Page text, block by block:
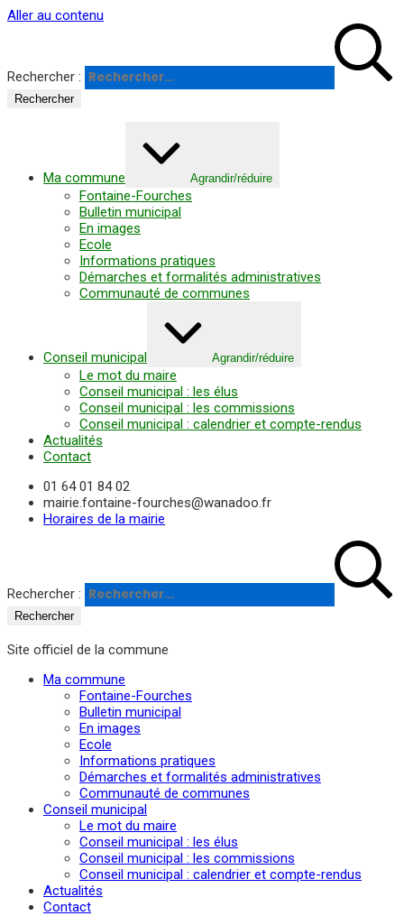
Panneau de gestion des cookies
Aller au contenu
Rechercher :
Ma commune Agrandir/réduire
Fontaine-Fourches
Bulletin municipal
En images
Ecole
Informations pratiques
Démarches et formalités administratives
Communauté de communes
Conseil municipal Agrandir/réduire
Le mot du maire
Conseil municipal : les élus
Conseil municipal : les commissions
Conseil municipal : calendrier et compte-rendus
Actualités
Contact
01 64 01 84 02
mairie.fontaine-fourches@wanadoo.fr
Horaires de la mairie
Rechercher :
Site officiel de la commune
Ma commune
Fontaine-Fourches
Bulletin municipal
En images
Ecole
Informations pratiques
Démarches et formalités administratives
Communauté de communes
Conseil municipal
Le mot du maire
Conseil municipal : les élus
Conseil municipal : les commissions
Conseil municipal : calendrier et compte-rendus
Actualités
Contact